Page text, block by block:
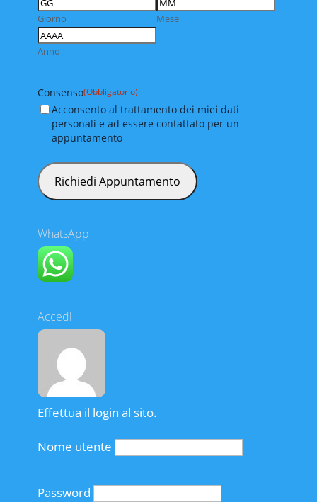
Giorno Mese
Anno
Consenso(Obbligatorio)
Acconsento al trattamento dei miei dati
personali e ad essere contattato per un
appuntamento
WhatsApp
Accedi
Effettua il login al sito.
Nome utente
Password